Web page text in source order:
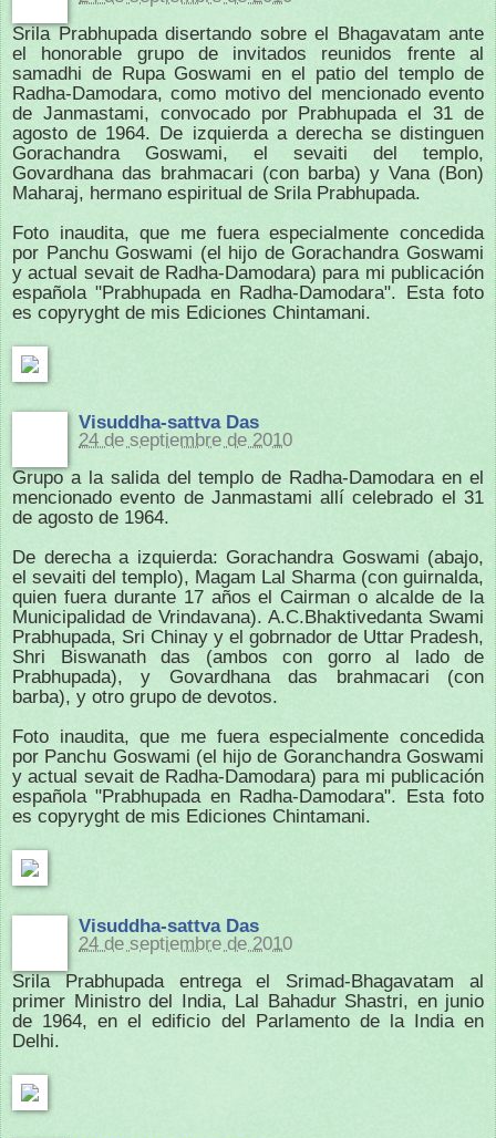
Srila Prabhupada disertando sobre el Bhagavatam ante
el honorable grupo de invitados reunidos frente al
samadhi de Rupa Goswami en el patio del templo de
Radha-Damodara, como motivo del mencionado evento
de Janmastami, convocado por Prabhupada el 31 de
agosto de 1964. De izquierda a derecha se distinguen
Gorachandra Goswami, el sevaiti del templo,
Govardhana das brahmacari (con barba) y Vana (Bon)
Maharaj, hermano espiritual de Srila Prabhupada.
Foto inaudita, que me fuera especialmente concedida
por Panchu Goswami (el hijo de Gorachandra Goswami
y actual sevait de Radha-Damodara) para mi publicación
española "Prabhupada en Radha-Damodara". Esta foto
es copyryght de mis Ediciones Chintamani.
Visuddha-sattva Das
24 de septiembre de 2010
Grupo a la salida del templo de Radha-Damodara en el
mencionado evento de Janmastami allí celebrado el 31
de agosto de 1964.
De derecha a izquierda: Gorachandra Goswami (abajo,
el sevaiti del templo), Magam Lal Sharma (con guirnalda,
quien fuera durante 17 años el Cairman o alcalde de la
Municipalidad de Vrindavana). A.C.Bhaktivedanta Swami
Prabhupada, Sri Chinay y el gobrnador de Uttar Pradesh,
Shri Biswanath das (ambos con gorro al lado de
Prabhupada), y Govardhana das brahmacari (con
barba), y otro grupo de devotos.
Foto inaudita, que me fuera especialmente concedida
por Panchu Goswami (el hijo de Goranchandra Goswami
y actual sevait de Radha-Damodara) para mi publicación
española "Prabhupada en Radha-Damodara". Esta foto
es copyryght de mis Ediciones Chintamani.
Visuddha-sattva Das
24 de septiembre de 2010
Srila Prabhupada entrega el Srimad-Bhagavatam al
primer Ministro del India, Lal Bahadur Shastri, en junio
de 1964, en el edificio del Parlamento de la India en
Delhi.